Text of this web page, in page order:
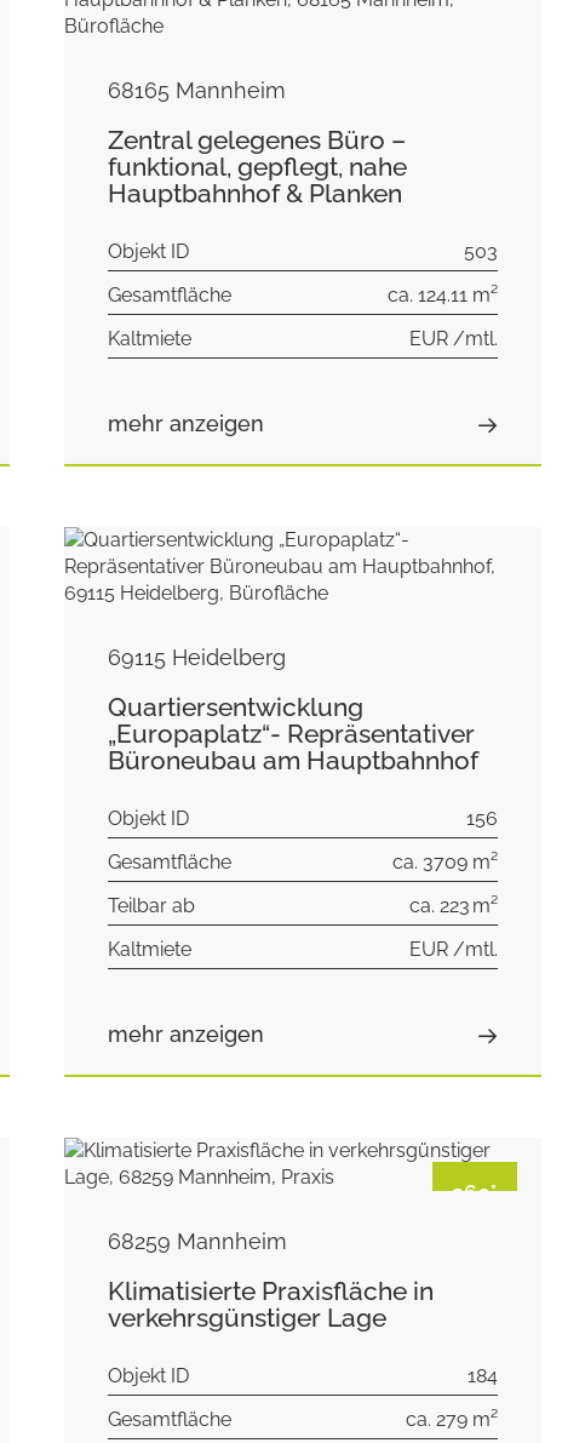
68165 Mannheim
Zentral gelegenes Büro –
funktional, gepflegt, nahe
Hauptbahnhof & Planken
Objekt ID
503
Gesamtfläche
ca. 124.11 m²
Kaltmiete
EUR /mtl.
mehr anzeigen
69115 Heidelberg
Quartiersentwicklung
„Europaplatz“- Repräsentativer
Büroneubau am Hauptbahnhof
Objekt ID
156
Gesamtfläche
ca. 3709 m²
Teilbar ab
ca. 223 m²
Kaltmiete
EUR /mtl.
mehr anzeigen
360°
68259 Mannheim
Klimatisierte Praxisfläche in
verkehrsgünstiger Lage
Objekt ID
184
Gesamtfläche
ca. 279 m²